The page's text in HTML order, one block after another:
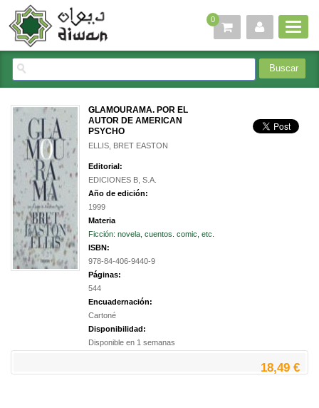
0
GLAMOURAMA. POR EL
AUTOR DE AMERICAN
PSYCHO
ELLIS, BRET EASTON
Editorial:
EDICIONES B, S.A.
Año de edición:
1999
Materia
Ficción: novela, cuentos. comic, etc.
ISBN:
978-84-406-9440-9
Páginas:
544
Encuadernación:
Cartoné
Disponibilidad:
Disponible en 1 semanas
18,49 €